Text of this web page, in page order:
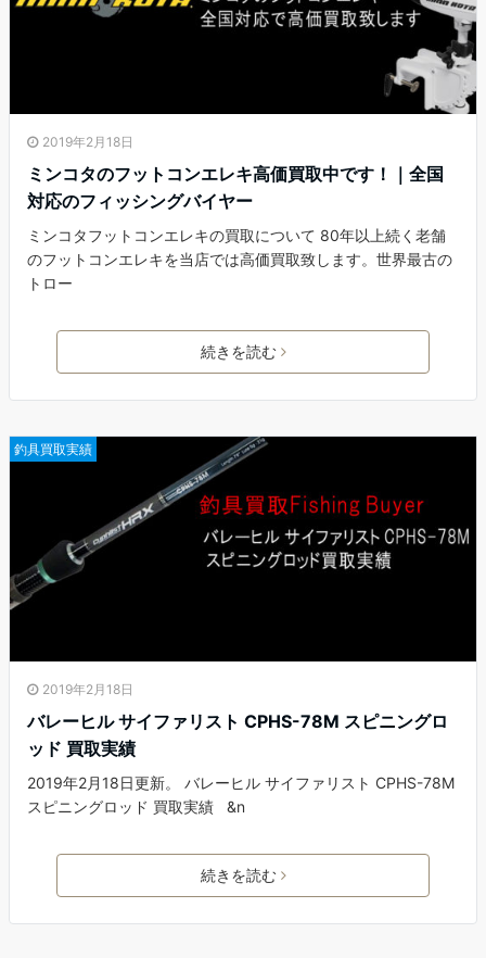
2019年2月18日
ミンコタのフットコンエレキ高価買取中です！｜全国
対応のフィッシングバイヤー
ミンコタフットコンエレキの買取について 80年以上続く老舗
のフットコンエレキを当店では高価買取致します。世界最古の
トロー
続きを読む
釣具買取実績
2019年2月18日
バレーヒル サイファリスト CPHS-78M スピニングロ
ッド 買取実績
2019年2月18日更新。 バレーヒル サイファリスト CPHS-78M
スピニングロッド 買取実績 &n
続きを読む